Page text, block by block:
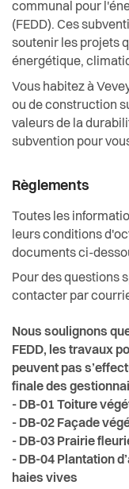
Sécurité
S’installer à
Sport
Transport et
Travail
Vie de quartier
Seniors
communal pour
(FEDD). Ces
soutenir les projets
énergétique,
Vous habitez à
ou de construction
valeurs de la
subvention pour
Règlements
Toutes les
leurs conditions
documents ci-
Pour des questions
contacter par
Nous soulignons
FEDD, les travaux
peuvent pas
finale des
- DB-01 Toiture
- DB-02 Façade
- DB-03 Prairie
- DB-04 Plantation
haies vives